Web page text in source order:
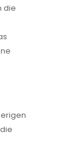
die